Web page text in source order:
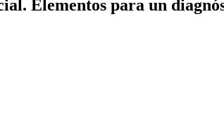
Elementos para un